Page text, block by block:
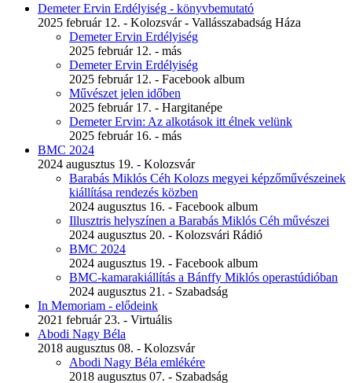
Demeter Ervin Erdélyiség - könyvbemutató
2025 február 12. - Kolozsvár - Vallásszabadság Háza
Demeter Ervin Erdélyiség
2025 február 12. - más
Demeter Ervin Erdélyiség
2025 február 12. - Facebook album
Művészet jelen időben
2025 február 17. - Hargitanépe
Demeter Ervin: Az alkotások itt élnek velünk
2025 február 16. - más
BMC 2024
2024 augusztus 19. - Kolozsvár
Barabás Miklós Céh Kolozs megyei képzőművészeinek
kiállítása rendezés közben
2024 augusztus 16. - Facebook album
Illusztris helyszínen a Barabás Miklós Céh művészei
2024 augusztus 20. - Kolozsvári Rádió
BMC 2024
2024 augusztus 19. - Facebook album
BMC-kamarakiállítás a Bánffy Miklós operastúdióban
2024 augusztus 21. - Szabadság
In Memoriam - elődeink
2021 február 23. - Virtuális
Abodi Nagy Béla
2018 augusztus 08. - Kolozsvár
Abodi Nagy Béla emlékére
2018 augusztus 07. - Szabadság